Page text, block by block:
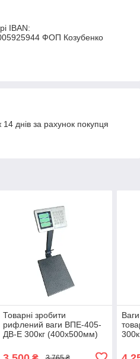
IBAN:
ФОП Козубенко
днів за рахунок покупця
Товарні зробити
рифлений ваги ВПЕ-405-
ДВ-Е 300кг (400х500мм)